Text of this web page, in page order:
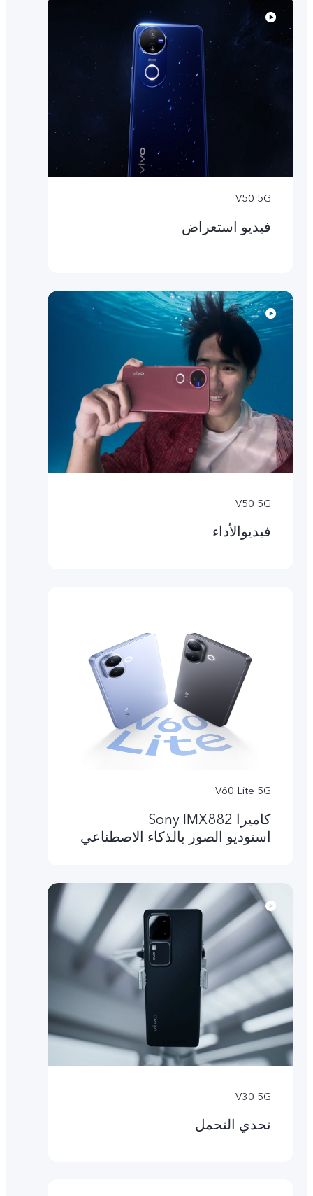
V50 5G
فيديو استعراض
V50 5G
فيديوالأداء
V60 Lite 5G
کامیرا Sony IMX882
استوديو الصور بالذكاء الاصطناعي
V30 5G
تحدي التحمل